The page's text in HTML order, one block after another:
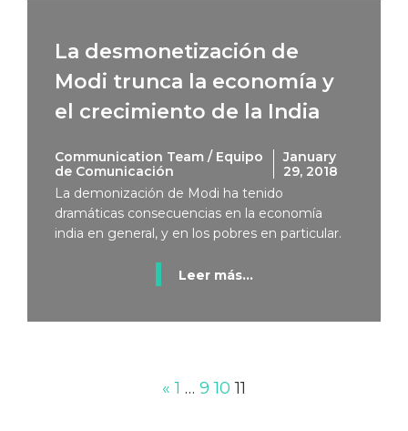
La desmonetización de
Modi trunca la economía y
el crecimiento de la India
Communication Team / Equipo
de Comunicación
January
29, 2018
La demonización de Modi ha tenido
dramáticas consecuencias en la economía
india en general, y en los pobres en particular.
Leer más...
« 1 … 9 10 11